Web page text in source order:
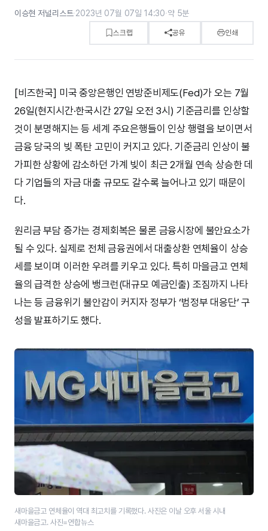
이승현 저널리스트·2023년 07월 07일 14:30·약 5분
스크랩 공유 인쇄
[비즈한국] 미국 중앙은행인 연방준비제도(Fed)가 오는 7월
26일(현지시간·한국시간 27일 오전 3시) 기준금리를 인상할
것이 분명해지는 등 세계 주요은행들이 인상 행렬을 보이면서
금융 당국의 빚 폭탄 고민이 커지고 있다. 기준금리 인상이 불
가피한 상황에 감소하던 가계 빚이 최근 2개월 연속 상승한 데
다 기업들의 자금 대출 규모도 갈수록 늘어나고 있기 때문이
다.
원리금 부담 증가는 경제회복은 물론 금융시장에 불안요소가
될 수 있다. 실제로 전체 금융권에서 대출상환 연체율이 상승
세를 보이며 이러한 우려를 키우고 있다. 특히 마을금고 연체
율의 급격한 상승에 뱅크런(대규모 예금인출) 조짐까지 나타
나는 등 금융위기 불안감이 커지자 정부가 ‘범정부 대응단’ 구
성을 발표하기도 했다.
새마을금고 연체율이 역대 최고치를 기록했다. 사진은 이날 오후 서울 시내
새마을금고. 사진=연합뉴스